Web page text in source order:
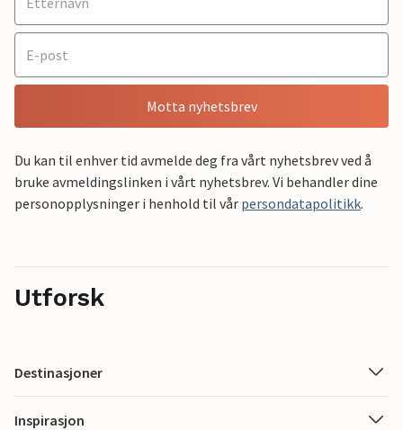
Motta nyhetsbrev
Du kan til enhver tid avmelde deg fra vårt nyhetsbrev ved å
bruke avmeldingslinken i vårt nyhetsbrev. Vi behandler dine
personopplysninger i henhold til vår persondatapolitikk.
Utforsk
Destinasjoner
Inspirasjon